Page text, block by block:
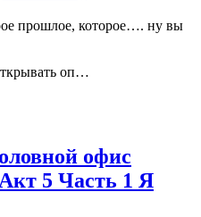
прошлое, которое…. ну вы
оп…
офис
5 Часть 1 Я